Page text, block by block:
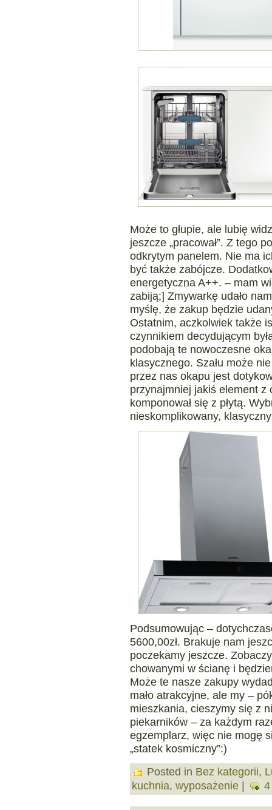
Może to głupie, ale lubię
jeszcze „pracował”. Z tego
odkrytym panelem. Nie ma
być także zabójcze.
energetyczna A++. – mam
zabiją;] Zmywarkę udało
myślę, że zakup będzie
Ostatnim, aczkolwiek także
czynnikiem decydującym
podobają te nowoczesne
klasycznego. Szału może
przez nas okapu jest
przynajmniej jakiś element z
komponował się z płytą.
nieskomplikowany,
Podsumowując –
5600,00zł. Brakuje nam
poczekamy jeszcze.
chowanymi w ścianę i
Może te nasze zakupy
mało atrakcyjne, ale my –
mieszkania, cieszymy się z
piekarników – za każdym
egzemplarz, więc nie mogę
„statek kosmiczny”:)
Posted in Bez kategorii,
kuchnia, wyposażenie |